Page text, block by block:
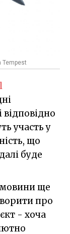
Tempest
участь у
що
буде
ще
про
- хоча